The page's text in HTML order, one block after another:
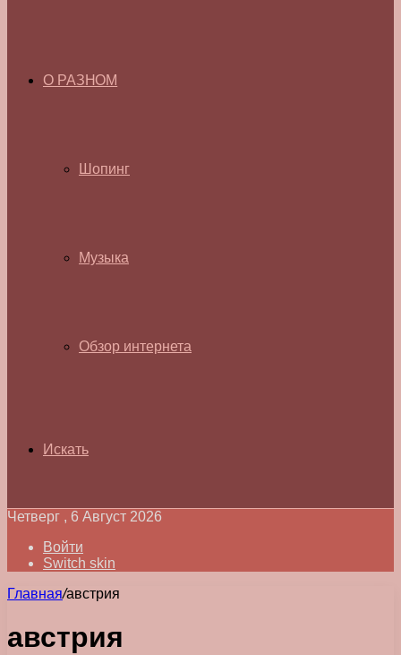
О РАЗНОМ
Шопинг
Музыка
Обзор интернета
Искать
Четверг , 6 Август 2026
Войти
Switch skin
Главная/австрия
австрия